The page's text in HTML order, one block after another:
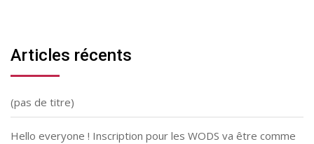
Articles récents
(pas de titre)
Hello everyone ! Inscription pour les WODS va être comme